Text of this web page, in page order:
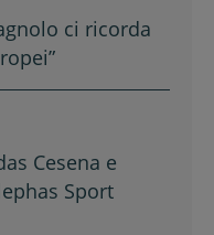
ci ricorda
Cesena e
Sport